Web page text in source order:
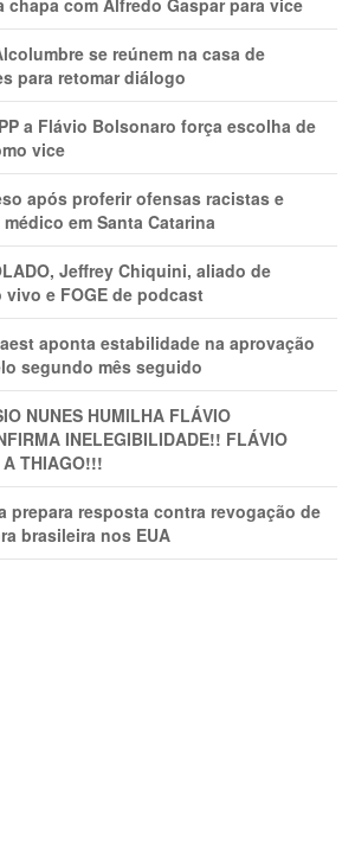
chapa com Alfredo Gaspar para vice
se reúnem na casa de
para retomar diálogo
a Flávio Bolsonaro força escolha de
vice
após proferir ofensas racistas e
em Santa Catarina
Jeffrey Chiquini, aliado de
e FOGE de podcast
aponta estabilidade na aprovação
segundo mês seguido
NUNES HUMlLHA FLÁVIO
INELEGIBILIDADE!! FLÁVIO
A THIAGO!!!
prepara resposta contra revogação de
brasileira nos EUA